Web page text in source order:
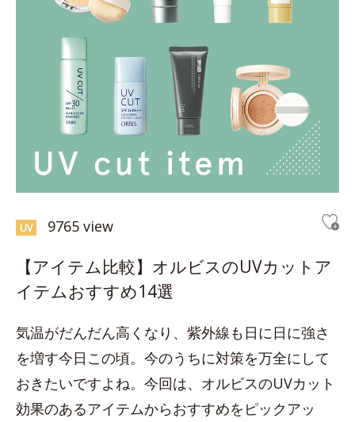
UV 9765 view
【アイテム比較】オルビスのUVカットア
イテムおすすめ14選
気温がだんだん高くなり、紫外線も日に日に強さ
を増す今日この頃。今のうちに対策を万全にして
おきたいですよね。今回は、オルビスのUVカット
効果のあるアイテムからおすすめをピックアッ